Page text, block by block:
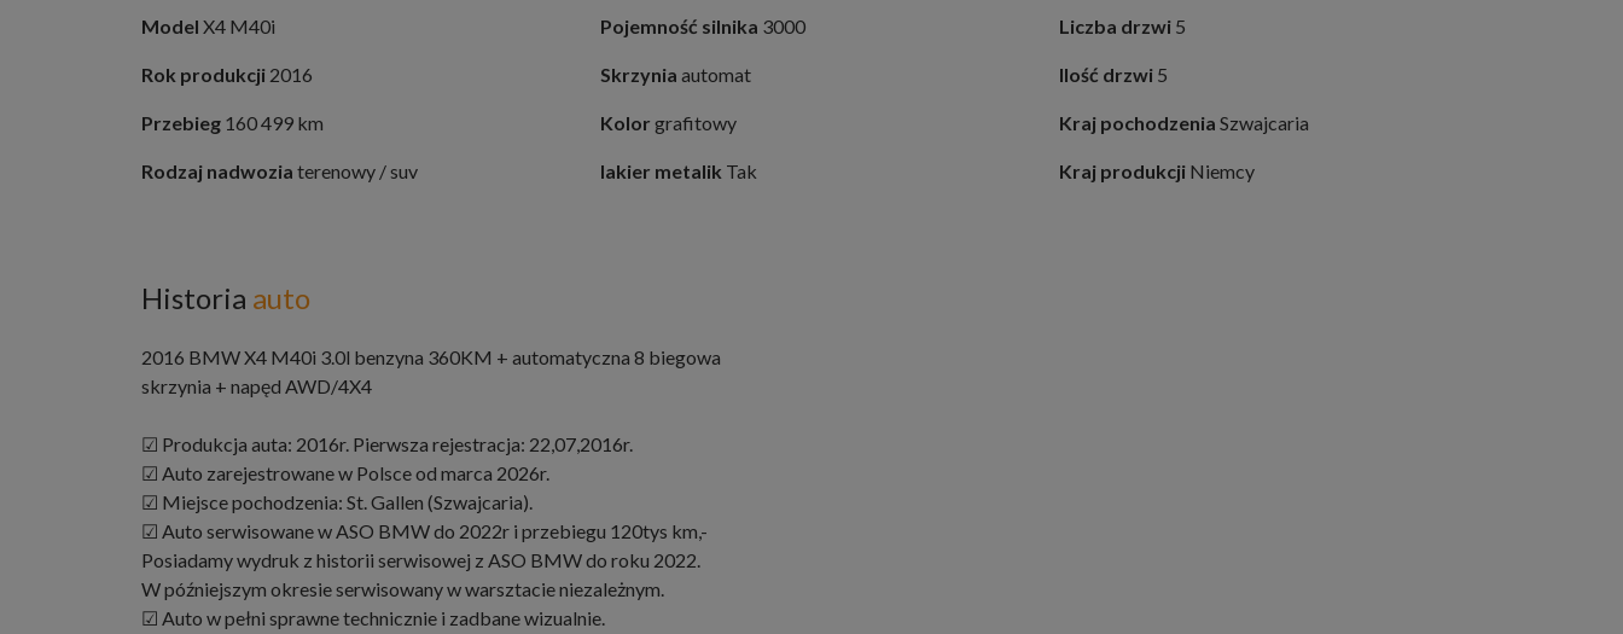
Model X4 M40i
Rok produkcji 2016
Przebieg 160 499 km
Rodzaj nadwozia terenowy / suv
Pojemność silnika 3000
Skrzynia automat
Kolor grafitowy
lakier metalik Tak
Liczba drzwi 5
Ilość drzwi 5
Kraj pochodzenia Szwajcaria
Kraj produkcji Niemcy
Historia auto
2016 BMW X4 M40i 3.0l benzyna 360KM + automatyczna 8 biegowa
skrzynia + napęd AWD/4X4
☑ Produkcja auta: 2016r. Pierwsza rejestracja: 22,07,2016r.
☑ Auto zarejestrowane w Polsce od marca 2026r.
☑ Miejsce pochodzenia: St. Gallen (Szwajcaria).
☑ Auto serwisowane w ASO BMW do 2022r i przebiegu 120tys km,-
Posiadamy wydruk z historii serwisowej z ASO BMW do roku 2022.
W późniejszym okresie serwisowany w warsztacie niezależnym.
☑ Auto w pełni sprawne technicznie i zadbane wizualnie.